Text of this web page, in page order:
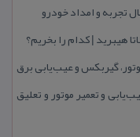
هیبرید | كدام را بخریم؟
و تعمیر موتور و تعلیق